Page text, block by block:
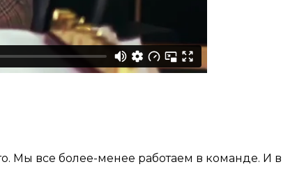
Мы все более-менее работаем в команде. И в